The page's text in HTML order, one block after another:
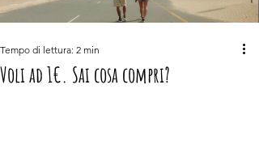
Voli ad 1€. Sai cosa compri?
Tempo di lettura: 2 min